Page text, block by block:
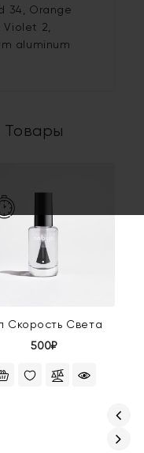
34, Orange
Violet 2,
aluminum
Скорость Света
500₽